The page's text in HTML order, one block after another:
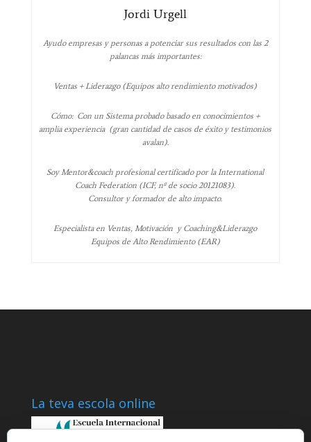
Jordi Urgell
Ayudo empresas y personas a potenciar sus resultados con las 2
palancas más importantes:
Ventas + Liderazgo (Equipos alto rendimiento motivados)
Cómo: Con un Sistema probado basado en conocimientos +
amplia experiencia (gran cantidad de casos de éxito y testimonios
avalan).
Soy Mentor&coach profesional certificado por la International
Coach Federation (ICF, nº de socio 20121083).
Consultor y formador de alto impacto.
Especialista en Ventas, Motivación y Coaching&Liderazgo
Equipos de Alto Rendimiento (EAR)
La teva escola online